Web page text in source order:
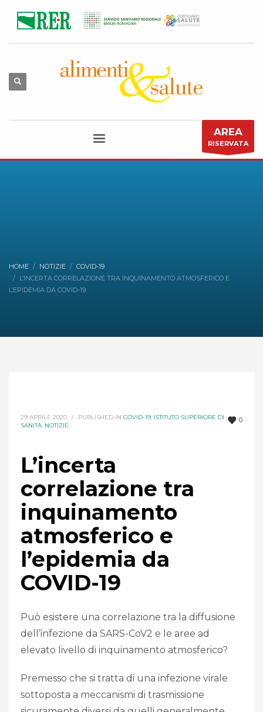
AREA
RISERVATA
HOME NOTIZIE
COVID-19
L’INCERTA CORRELAZIONE TRA INQUINAMENTO ATMOSFERICO E
L’EPIDEMIA DA COVID-19
0
29 APRILE 2020 / PUBLISHED IN COVID-19, ISTITUTO SUPERIORE DI
SANITÀ, NOTIZIE
L’incerta
correlazione tra
inquinamento
atmosferico e
l’epidemia da
COVID-19
Può esistere una correlazione tra la diffusione
dell’infezione da SARS-CoV2 e le aree ad
elevato livello di inquinamento atmosferico?
Premesso che si tratta di una infezione virale
sottoposta a meccanismi di trasmissione